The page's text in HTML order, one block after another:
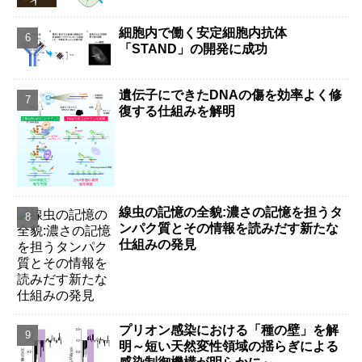
細胞内で働く安定細胞内抗体
「STAND」の開発に成功
遺伝子にできたDNAの傷を効率よく修
復する仕組みを解明
線虫の記憶の全貌:濃さの記憶を担うタ
ンパク質とその情報を読みだす新たな
仕組みの発見
プリオン感染における「種の壁」を解
明～短い天然変性領域の揺らぎによる